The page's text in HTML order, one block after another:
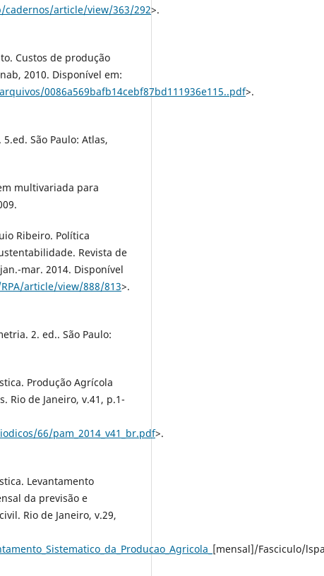
article/view/363/292>.
Custos de produção
2010. Disponível em:
0086a569bafb14cebf87bd111936e115..pdf>.
São Paulo: Atlas,
multivariada para
Ribeiro. Política
Revista de
mar. 2014. Disponível
article/view/888/813>.
2. ed.. São Paulo:
Produção Agrícola
Rio de Janeiro, v.41, p.1-
66/pam_2014_v41_br.pdf>.
Levantamento
da previsão e
Rio de Janeiro, v.29,
[mensal]/Fasciculo/